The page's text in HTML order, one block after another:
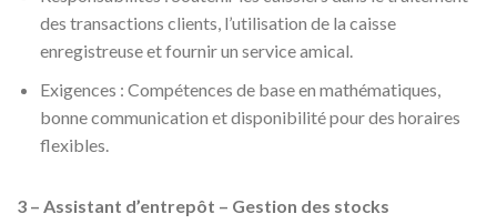
des transactions clients, l’utilisation de la caisse
enregistreuse et fournir un service amical.
Exigences : Compétences de base en mathématiques,
bonne communication et disponibilité pour des horaires
flexibles.
3 – Assistant d’entrepôt – Gestion des stocks